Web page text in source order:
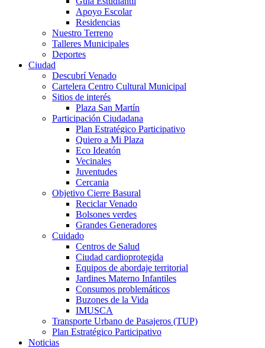
Apoyo Escolar
Residencias
Nuestro Terreno
Talleres Municipales
Deportes
Ciudad
Descubrí Venado
Cartelera Centro Cultural Municipal
Sitios de interés
Plaza San Martín
Participación Ciudadana
Plan Estratégico Participativo
Quiero a Mi Plaza
Eco Ideatón
Vecinales
Juventudes
Cercania
Objetivo Cierre Basural
Reciclar Venado
Bolsones verdes
Grandes Generadores
Cuidado
Centros de Salud
Ciudad cardioprotegida
Equipos de abordaje territorial
Jardines Materno Infantiles
Consumos problemáticos
Buzones de la Vida
IMUSCA
Transporte Urbano de Pasajeros (TUP)
Plan Estratégico Participativo
Noticias